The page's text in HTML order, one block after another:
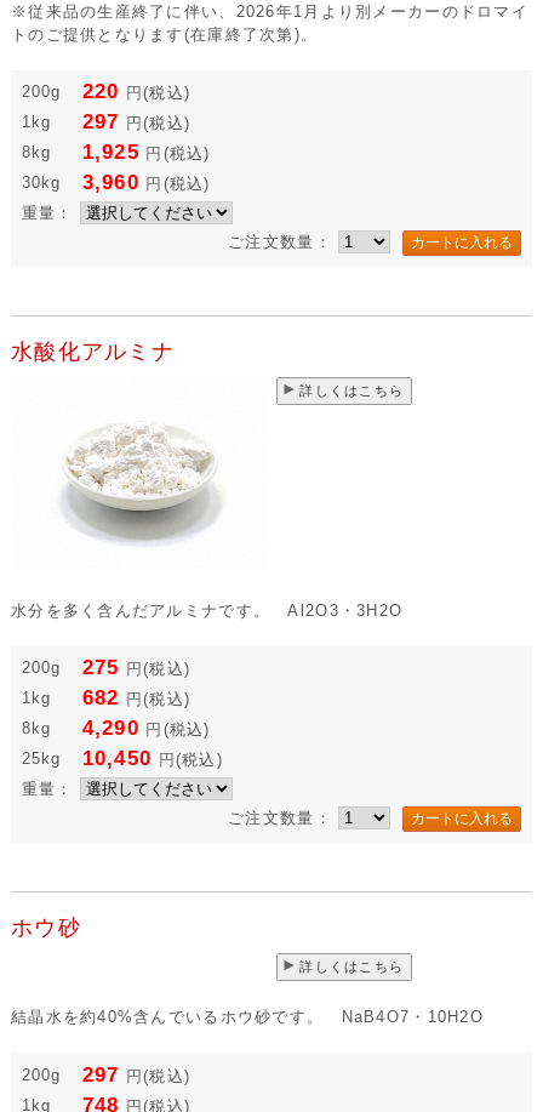
※従来品の生産終了に伴い、2026年1月より別メーカーのドロマイ
トのご提供となります(在庫終了次第)。
200g 220 円 (税込)
1kg
297 円 (税込)
8kg
1,925 円 (税込)
30kg
3,960 円 (税込)
重量：
ご注文数量：
水酸化アルミナ
詳しくはこちら
水分を多く含んだアルミナです。 Al2O3・3H2O
200g 275 円 (税込)
1kg
682 円 (税込)
8kg
4,290 円 (税込)
25kg
10,450 円 (税込)
重量：
ご注文数量：
ホウ砂
詳しくはこちら